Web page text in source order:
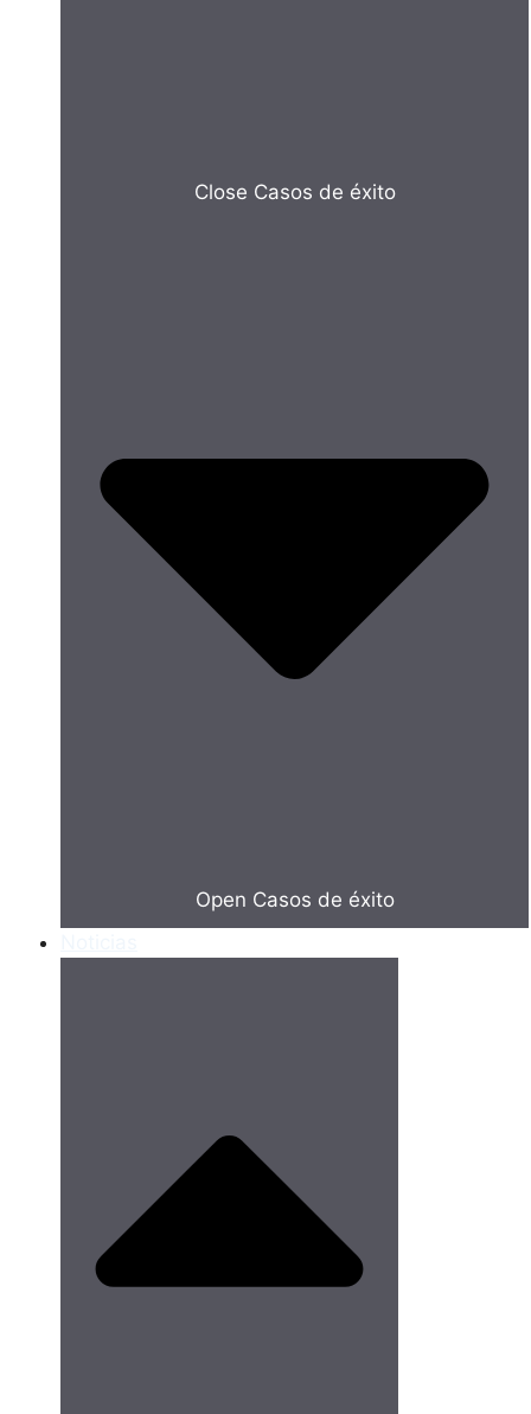
Close Casos de éxito
Open Casos de éxito